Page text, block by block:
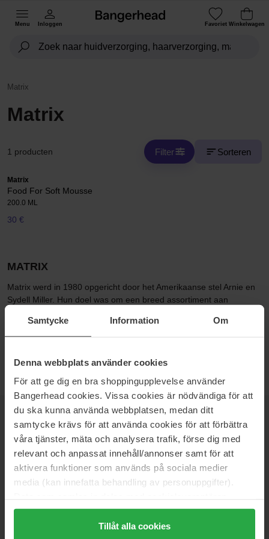
Samtycke Information Om
Denna webbplats använder cookies
För att ge dig en bra shoppingupplevelse använder
Bangerhead cookies. Vissa cookies är nödvändiga för att
du ska kunna använda webbplatsen, medan ditt
samtycke krävs för att använda cookies för att förbättra
våra tjänster, mäta och analysera trafik, förse dig med
relevant och anpassat innehåll/annonser samt för att
aktivera funktioner som används på sociala medier
media (kan innefatta behandling av personuppgifter).
Genom att trycka på "Tillåt alla cookies" accepterar du
alla cookies, medan du under "Detaljer" kan anpassa
Tillåt alla cookies
Menu Inloggen Favoriet Winkelwagen
Matrix
Matrix
1 producten Filter Sorteren
Matrix
Food For Soft Mousse
200.0 ML
30 €
MATRIX
Matrix werd in 1980 opgericht door het Amerikaanse stel Arnie en
Sydell Miller. Hun doel was om een breed assortiment aan
en maskers. Tegenwoordig, meer dan drie decennia later, blijven
ze bij de originele ideeën en bij Bangerhead vind je het hele
NIEUWSBRIEF
WEES ALS EERSTE OP DE HOOGTE
We sturen je de nieuwste trends, tips en exclusieve